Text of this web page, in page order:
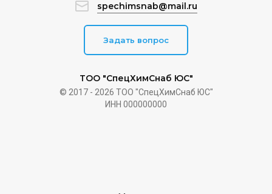
ТОО "СпецХимСнаб ЮС"
© 2017 - 2026 ТОО "СпецХимСнаб ЮС"
ИНН 000000000
spechimsnab@mail.ru
Задать вопрос